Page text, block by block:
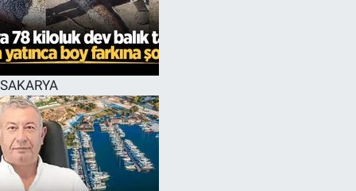
SAKARYA
EĞİTİM
ÖZEL HABER
HALK54 PANORAMA